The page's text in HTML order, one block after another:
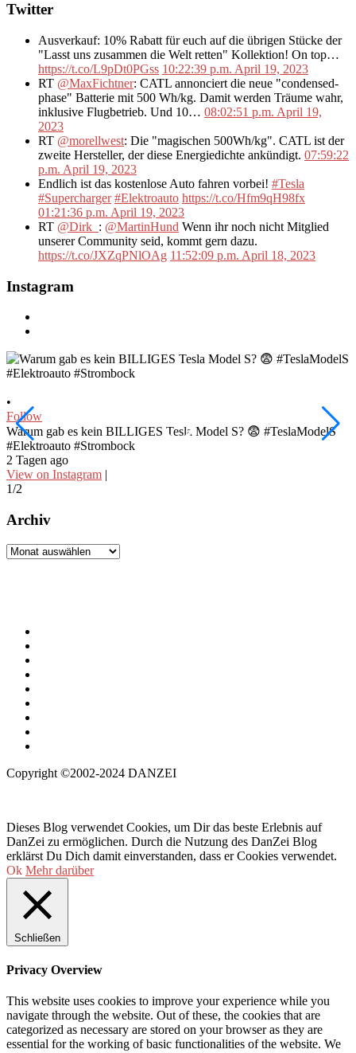
Twitter
Ausverkauf: 10% Rabatt für euch auf die übrigen Stücke der
"Lasst uns zusammen die Welt retten" Kollektion! On top…
https://t.co/L9pDt0PGss 10:22:39 p.m. April 19, 2023
RT @MaxFichtner: CATL annonciert die neue "condensed-
phase" Batterie mit 500 Wh/kg. Damit werden Träume wahr,
inklusive Flugbetrieb. Und 10… 08:02:51 p.m. April 19,
2023
RT @morellwest: Die "magischen 500Wh/kg". CATL ist der
zweite Hersteller, der diese Energiedichte ankündigt. 07:59:22
p.m. April 19, 2023
Endlich ist das kostenlose Auto fahren vorbei! #Tesla
#Supercharger #Elektroauto https://t.co/Hfm9qH98fx
01:21:36 p.m. April 19, 2023
RT @Dirk_ : @MartinHund Wenn ihr noch nicht Mitglied
unserer Community seid, kommt gern dazu.
https://t.co/JXZqPNlOAg 11:52:09 p.m. April 18, 2023
Instagram
•
Follow
Warum gab es kein BILLIGES Tesla Model S? 😨 #TeslaModelS
#Elektroauto #Strombock
2 Tagen ago
View on Instagram |
1/2
Archiv
Archiv
Copyright ©2002-2024 DANZEI
Dieses Blog verwendet Cookies, um Dir das beste Erlebnis auf
DanZei zu ermöglichen. Durch die Nutzung des DanZei Blog
erklärst Du Dich damit einverstanden, dass er Cookies verwendet.
Ok Mehr darüber
Schließen
Privacy Overview
This website uses cookies to improve your experience while you
navigate through the website. Out of these, the cookies that are
categorized as necessary are stored on your browser as they are
essential for the working of basic functionalities of the website. We